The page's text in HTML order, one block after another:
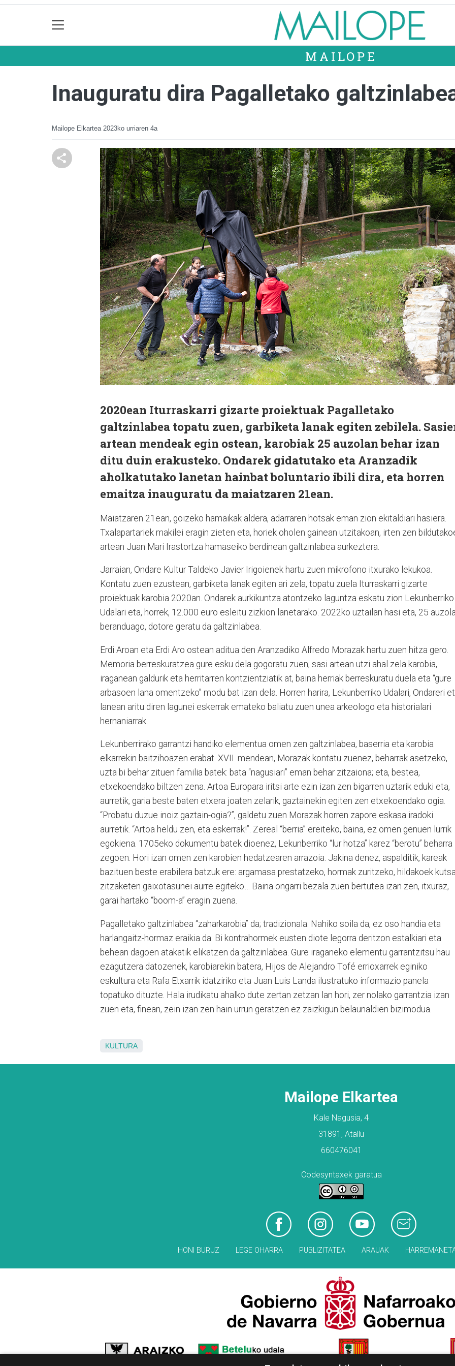
MAILOPE
Inauguratu dira Pagalletako
Mailope Elkartea 2023ko urriaren 4a
2020ean Iturraskarri gizarte proiektuak Pagalletako
galtzinlabea topatu zuen, garbiketa lanak egiten zebilela.
artean mendeak egin ostean, karobiak 25 auzolan behar izan
ditu duin erakusteko. Ondarek gidatutako eta Aranzadik
aholkatutako lanetan hainbat boluntario ibili dira, eta horren
emaitza inauguratu da maiatzaren 21ean.
Maiatzaren 21ean, goizeko hamaikak aldera, adarraren hotsak eman zion ekitaldiari hasiera.
Txalapartariek makilei eragin zieten eta, horiek oholen gainean utzitakoan, irten zen
artean Juan Mari Irastortza hamaseiko berdinean galtzinlabea aurkeztera.
Jarraian, Ondare Kultur Taldeko Javier Irigoienek hartu zuen mikrofono itxurako lekukoa.
Kontatu zuen ezustean, garbiketa lanak egiten ari zela, topatu zuela Iturraskarri gizarte
proiektuak karobia 2020an. Ondarek aurkikuntza atontzeko laguntza eskatu zion Lekunberriko
Udalari eta, horrek, 12.000 euro esleitu zizkion lanetarako. 2022ko uztailan hasi eta, 25
beranduago, dotore geratu da galtzinlabea.
Erdi Aroan eta Erdi Aro ostean aditua den Aranzadiko Alfredo Morazak hartu zuen hitza gero.
Memoria berreskuratzea gure esku dela gogoratu zuen; sasi artean utzi ahal zela karobia,
iraganean galdurik eta herritarren kontzientziatik at, baina herriak berreskuratu duela eta “gure
arbasoen lana omentzeko” modu bat izan dela. Horren harira, Lekunberriko Udalari, Ondareri
lanean aritu diren lagunei eskerrak emateko baliatu zuen unea arkeologo eta historialari
hernaniarrak.
Lekunberrirako garrantzi handiko elementua omen zen galtzinlabea, baserria eta karobia
elkarrekin baitzihoazen erabat. XVII. mendean, Morazak kontatu zuenez, beharrak asetzeko,
uzta bi behar zituen familia batek: bata “nagusiari” eman behar zitzaiona; eta, bestea,
etxekoendako biltzen zena. Artoa Europara iritsi arte ezin izan zen bigarren uztarik eduki eta,
aurretik, garia beste baten etxera joaten zelarik, gaztainekin egiten zen etxekoendako ogia.
“Probatu duzue inoiz gaztain-ogia?”, galdetu zuen Morazak horren zapore eskasa iradoki
aurretik. “Artoa heldu zen, eta eskerrak!”. Zereal “berria” ereiteko, baina, ez omen genuen lurrik
egokiena. 1705eko dokumentu batek dioenez, Lekunberriko “lur hotza” karez “berotu” beharra
zegoen. Hori izan omen zen karobien hedatzearen arrazoia. Jakina denez, aspalditik, kareak
bazituen beste erabilera batzuk ere: argamasa prestatzeko, hormak zuritzeko, hildakoek
zitzaketen gaixotasunei aurre egiteko… Baina ongarri bezala zuen bertutea izan zen, itxuraz,
garai hartako “boom-a” eragin zuena.
Pagalletako galtzinlabea “zaharkarobia” da; tradizionala. Nahiko soila da, ez oso handia eta
harlangaitz-hormaz eraikia da. Bi kontrahormek eusten diote legorra deritzon estalkiari eta
behean dagoen atakatik elikatzen da galtzinlabea. Gure iraganeko elementu garrantzitsu hau
ezagutzera datozenek, karobiarekin batera, Hijos de Alejandro Tofé errioxarrek eginiko
eskultura eta Rafa Etxarrik idatziriko eta Juan Luis Landa ilustratuko informazio panela
topatuko dituzte. Hala irudikatu ahalko dute zertan zetzan lan hori, zer nolako garrantzia izan
zuen eta, finean, zein izan zen hain urrun geratzen ez zaizkigun belaunaldien bizimodua.
KULTURA
Mailope Elkartea
Kale Nagusia, 4
31891, Atallu
660476041
Codesyntaxek garatua
HONI BURUZ LEGE OHARRA PUBLIZITATEA ARAUAK